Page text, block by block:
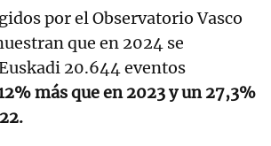
por el Observatorio Vasco
que en 2024 se
20.644 eventos
más que en 2023 y un 27,3%